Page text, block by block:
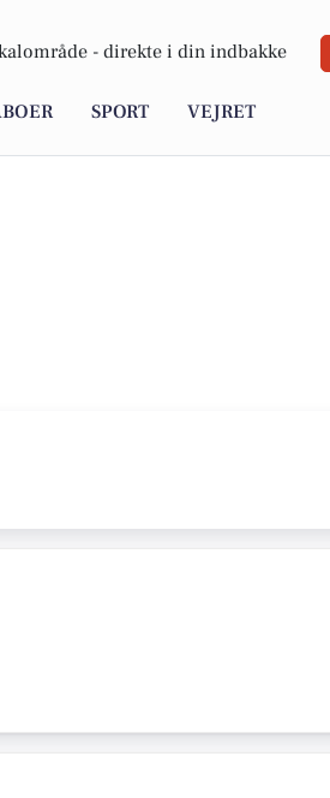
- direkte i din indbakke
SPORT VEJRET